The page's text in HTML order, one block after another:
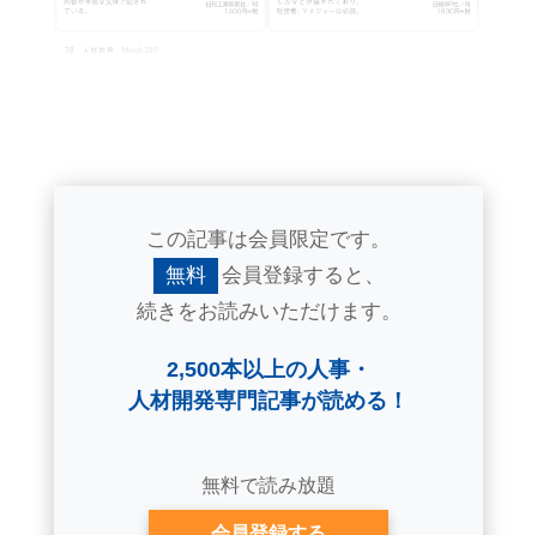
この記事は会員限定です。
無料
会員登録すると、
続きをお読みいただけます。
2,500本以上の人事・
人材開発専門記事が読める！
無料で読み放題